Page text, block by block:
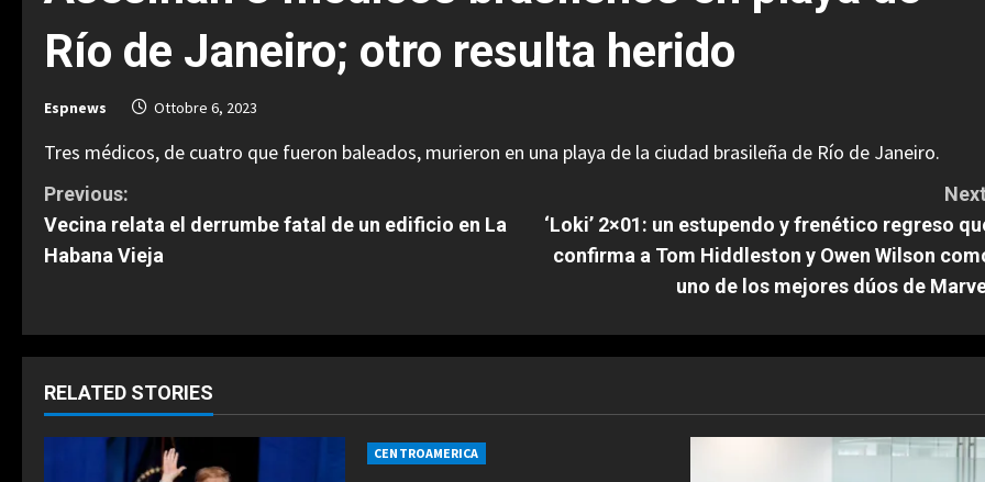
Río de Janeiro; otro resulta herido
Espnews Ottobre 6, 2023
Tres médicos, de cuatro que fueron baleados, murieron en una playa de la ciudad brasileña de Río de Janeiro.
C
o
t
i
n
Previous:
Vecina relata el derrumbe fatal de un edificio en La
Habana Vieja
‘Loki’ 2×01: un estupendo y frenético regreso
confirma a Tom Hiddleston y Owen Wilson
uno de los mejores dúos de
RELATED STORIES
CENTROAMERICA